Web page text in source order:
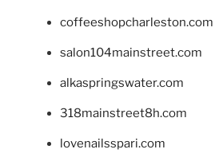
coffeeshopcharleston.com
salon104mainstreet.com
alkaspringswater.com
318mainstreet8h.com
lovenailsspari.com